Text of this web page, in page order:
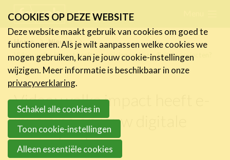
links
Jump
to
navigation
to
main
content
FR NL
Home
Nieuws
Video: welke impact heeft e-invoicing op jouw digitale projecten?
Video: welke impact heeft e-
invoicing op jouw digitale
projecten?
Nieuws
Nieuwsberichten
FeWeb Videos
Jobs in de sector
Activiteiten
Cases
COOKIES OP DEZE WEBSITE
Deze website maakt gebruik van cookies om goed te
functioneren. Als je wilt aanpassen welke cookies we
mogen gebruiken, kan je jouw cookie-instellingen
wijzigen. Meer informatie is beschikbaar in onze
privacyverklaring.
Schakel alle cookies in
Toon cookie-instellingen
Alleen essentiële cookies